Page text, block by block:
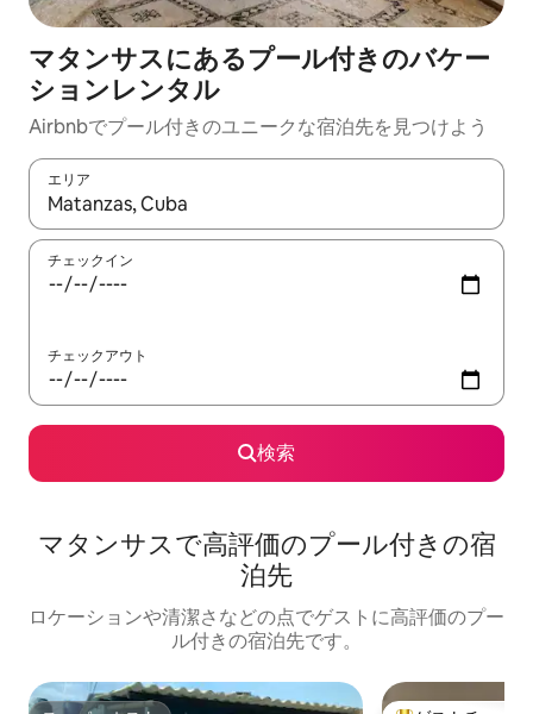
マタンサスにあるプール付きのバケー
ションレンタル
Airbnbでプール付きのユニークな宿泊先を見つけよう
エリア
検索結果が表示されたら、上下の矢印キーを使って移動するか
チェックイン
チェックアウト
検索
マタンサスで高評価のプール付きの宿
泊先
ロケーションや清潔さなどの点でゲストに高評価のプー
ル付きの宿泊先です。